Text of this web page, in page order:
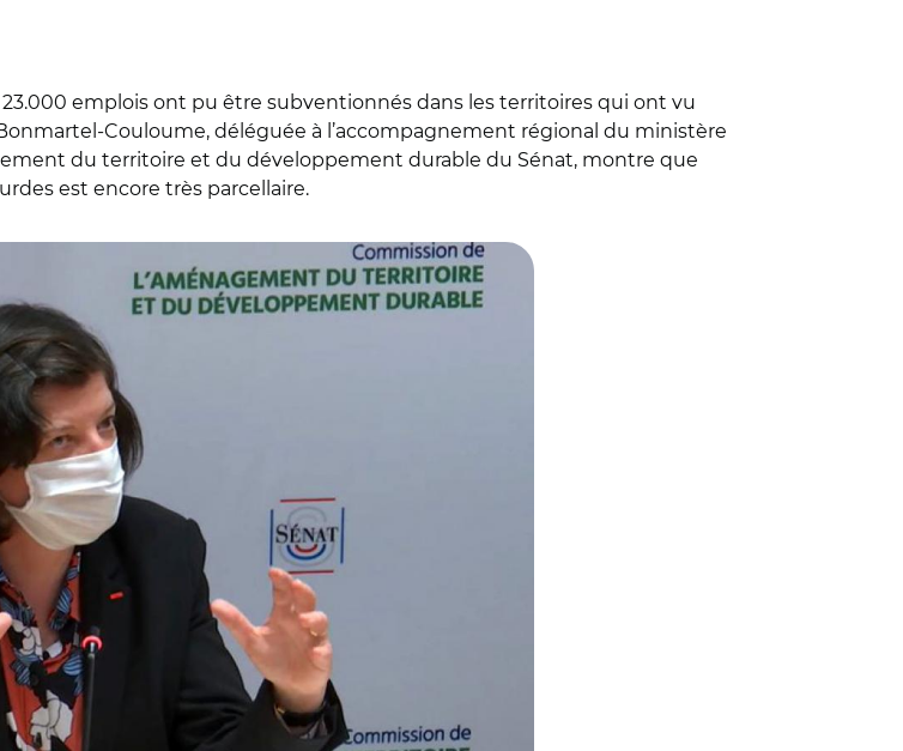
emplois ont pu être subventionnés dans les territoires qui ont vu
Couloume, déléguée à l’accompagnement régional du ministère
du territoire et du développement durable du Sénat, montre que
est encore très parcellaire.